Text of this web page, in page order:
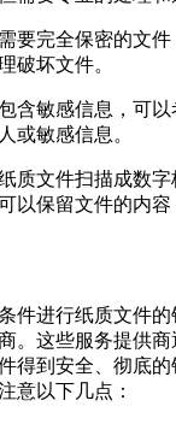
要完全保密的文
破坏文件。
含敏感信息，可
或敏感信息。
质文件扫描成数
以保留文件的内
件进行纸质文件
。这些服务提供
得到安全、彻底
意以下几点：